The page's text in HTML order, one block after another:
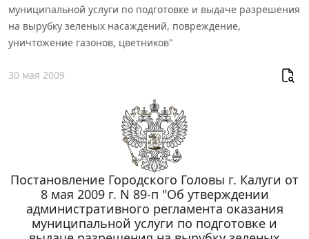
муниципальной услуги по подготовке и выдаче разрешения
на вырубку зеленых насаждений, повреждение,
уничтожение газонов, цветников"
30 мая 2009
Постановление Городского Головы г. Калуги от
8 мая 2009 г. N 89-п "Об утверждении
административного регламента оказания
муниципальной услуги по подготовке и